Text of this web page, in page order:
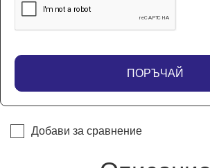
ПОРЪЧАЙ
Добави за сравнение